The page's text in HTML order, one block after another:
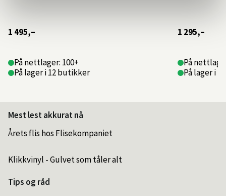
1 495,–
På nettlager: 100+
På lager i 12 butikker
1 295,–
På
På lager i
Mest lest akkurat nå
Årets flis hos Flisekompaniet
Klikkvinyl - Gulvet som tåler alt
Tips og råd